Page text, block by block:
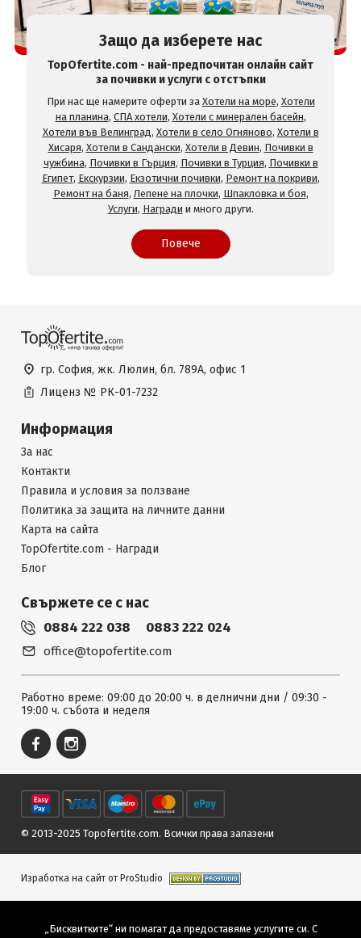
Защо да изберете нас
TopOfertite.com - най-предпочитан онлайн сайт
за почивки и услуги с отстъпки
При нас ще намерите оферти за Хотели на море, Хотели
на планина, СПА хотели, Хотели с минерален басейн,
Хотели във Велинград, Хотели в село Огняново, Хотели в
Хисаря, Хотели в Сандански, Хотели в Девин, Почивки в
чужбина, Почивки в Гърция, Почивки в Турция, Почивки в
Египет, Екскурзии, Екзотични почивки, Ремонт на покриви,
Ремонт на баня, Лепене на плочки, Шпакловка и боя,
Услуги, Награди и много други.
Повече
гр. София, жк. Люлин, бл. 789А, офис 1
Лиценз № РК-01-7232
Информация
За нас
Контакти
Правила и условия за ползване
Политика за защита на личните данни
Карта на сайта
TopOfertite.com - Награди
Блог
Свържете се с нас
0884 222 038 0883 222 024
office@topofertite.com
Работно време: 09:00 до 20:00 ч. в делнични дни / 09:30 -
19:00 ч. събота и неделя
© 2013-2025 Topofertite.com. Всички права запазени
Изработка на сайт от ProStudio
„Бисквитките“ ни помагат да предоставяме услугите си. С